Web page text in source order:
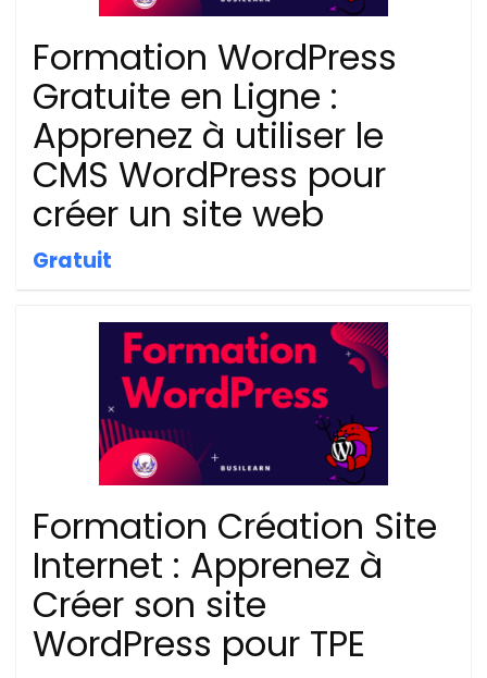
Formation WordPress
Gratuite en Ligne :
Apprenez à utiliser le
CMS WordPress pour
créer un site web
Gratuit
Formation Création Site
Internet : Apprenez à
Créer son site
WordPress pour TPE